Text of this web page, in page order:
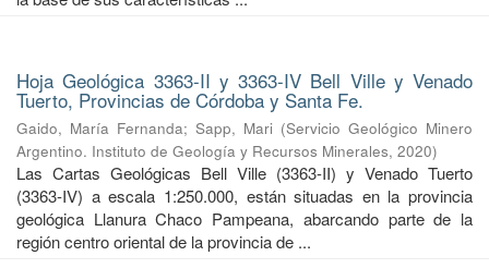
Hoja Geológica 3363-II y 3363-IV Bell Ville y Venado
Tuerto, Provincias de Córdoba y Santa Fe.
Gaido, María Fernanda; Sapp, Mari (Servicio Geológico Minero
Argentino. Instituto de Geología y Recursos Minerales, 2020)
Las Cartas Geológicas Bell Ville (3363-II) y Venado Tuerto
(3363-IV) a escala 1:250.000, están situadas en la provincia
geológica Llanura Chaco Pampeana, abarcando parte de la
región centro oriental de la provincia de ...